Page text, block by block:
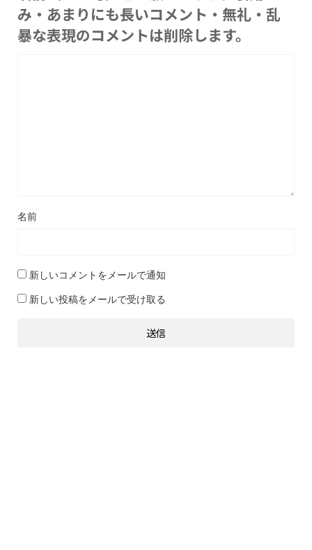
み・あまりにも長いコメント・無礼・乱
暴な表現のコメントは削除します。
名前
新しいコメントをメールで通知
新しい投稿をメールで受け取る